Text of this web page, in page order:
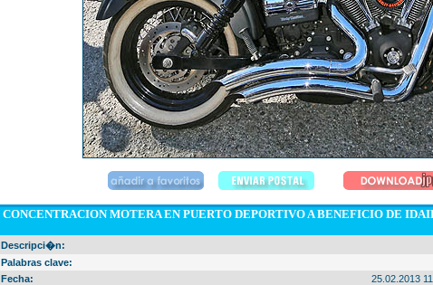
CONCENTRACION MOTERA EN PUERTO DEPORTIVO A BENEFICIO DE
Descripci�n:
Palabras clave:
Fecha:
25.02.2013